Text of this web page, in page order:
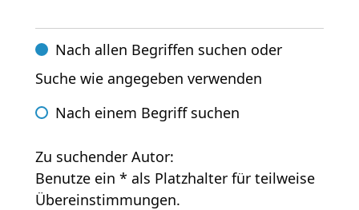
Nach allen Begriffen suchen oder
Suche wie angegeben verwenden
Nach einem Begriff suchen
Zu suchender Autor:
Benutze ein * als Platzhalter für teilweise
Übereinstimmungen.